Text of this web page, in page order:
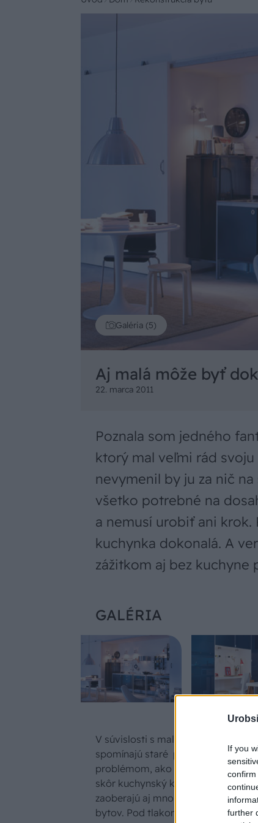
If you
further
Galéria (5)
Aj malá môže byť
22. marca 2011
Poznala som jedného
ktorý mal veľmi rád
nevymenil by ju za nič
všetko potrebné na
a nemusí urobiť ani
kuchynka dokonalá. A
zážitkom aj bez
GALÉRIA
V súvislosti s malou kuchyňou sa
spomínajú staré panelákové byty.
problémom, ako vyriešiť malú
skôr kuchynský kút v rámci
zaoberajú aj mnohí majitelia
bytov. Pod tlakom cien bytov